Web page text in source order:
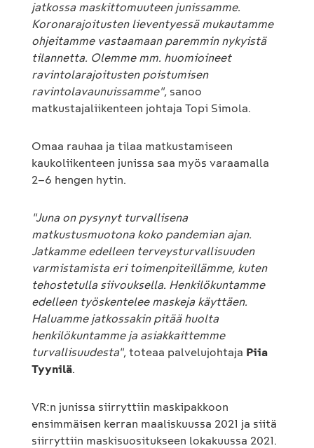
jatkossa maskittomuuteen junissamme.
Koronarajoitusten lieventyessä mukautamme
ohjeitamme vastaamaan paremmin nykyistä
tilannetta. Olemme mm. huomioineet
ravintolarajoitusten poistumisen
ravintolavaunuissamme", sanoo
matkustajaliikenteen johtaja Topi Simola.
Omaa rauhaa ja tilaa matkustamiseen
kaukoliikenteen junissa saa myös varaamalla
2–6 hengen hytin.
"Juna on pysynyt turvallisena
matkustusmuotona koko pandemian ajan.
Jatkamme edelleen terveysturvallisuuden
varmistamista eri toimenpiteillämme, kuten
tehostetulla siivouksella. Henkilökuntamme
edelleen työskentelee maskeja käyttäen.
Haluamme jatkossakin pitää huolta
henkilökuntamme ja asiakkaittemme
turvallisuudesta", toteaa palvelujohtaja Piia
Tyynilä.
VR:n junissa siirryttiin maskipakkoon
ensimmäisen kerran maaliskuussa 2021 ja siitä
siirryttiin maskisuositukseen lokakuussa 2021.